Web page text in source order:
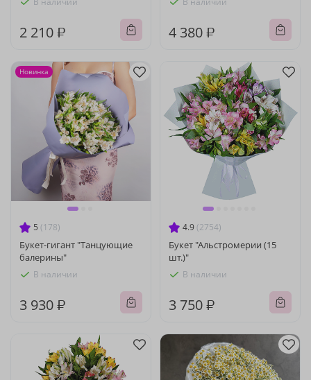
2 210 ₽ 4 380 ₽
5 (178)
Букет-гигант "Танцующие
балерины"
В наличии
3 930 ₽
Новинка
4.9 (2754)
Букет "Альстромерии (15
шт.)"
В наличии
3 750 ₽